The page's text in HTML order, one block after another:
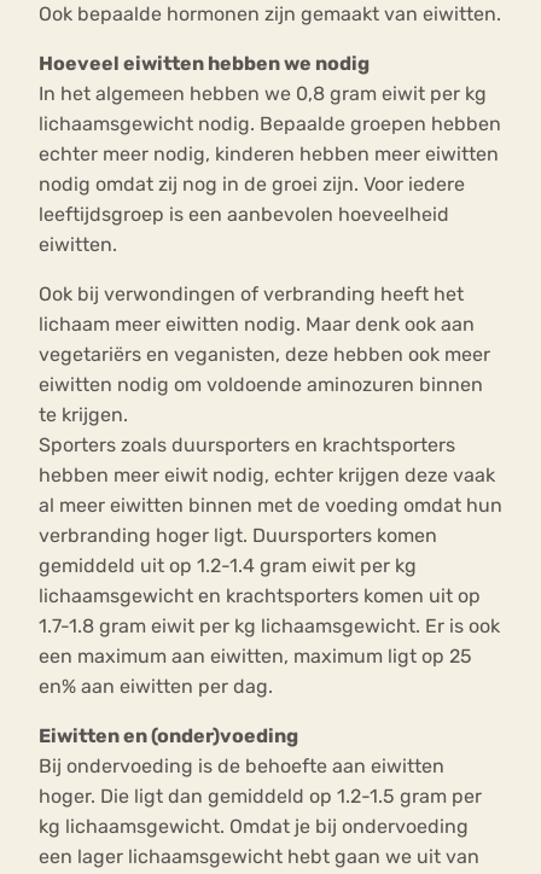
Ook bepaalde hormonen zijn gemaakt van eiwitten.
Hoeveel eiwitten hebben we nodig
In het algemeen hebben we 0,8 gram eiwit per kg
lichaamsgewicht nodig. Bepaalde groepen hebben
echter meer nodig, kinderen hebben meer eiwitten
nodig omdat zij nog in de groei zijn. Voor iedere
leeftijdsgroep is een aanbevolen hoeveelheid
eiwitten.
Ook bij verwondingen of verbranding heeft het
lichaam meer eiwitten nodig. Maar denk ook aan
vegetariërs en veganisten, deze hebben ook meer
eiwitten nodig om voldoende aminozuren binnen
te krijgen.
Sporters zoals duursporters en krachtsporters
hebben meer eiwit nodig, echter krijgen deze vaak
al meer eiwitten binnen met de voeding omdat hun
verbranding hoger ligt. Duursporters komen
gemiddeld uit op 1.2-1.4 gram eiwit per kg
lichaamsgewicht en krachtsporters komen uit op
1.7-1.8 gram eiwit per kg lichaamsgewicht. Er is ook
een maximum aan eiwitten, maximum ligt op 25
en% aan eiwitten per dag.
Eiwitten en (onder)voeding
Bij ondervoeding is de behoefte aan eiwitten
hoger. Die ligt dan gemiddeld op 1.2-1.5 gram per
kg lichaamsgewicht. Omdat je bij ondervoeding
een lager lichaamsgewicht hebt gaan we uit van